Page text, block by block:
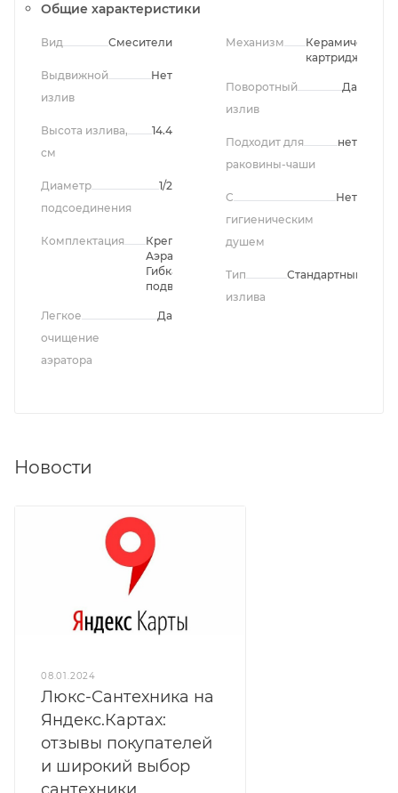
Общие характеристики
Вид Смесители
Выдвижной
излив
Нет
Высота излива,
см
14.4
Диаметр
подсоединения
1/2
Комплектация
Крепление,
Аэратор,
Гибкая
подводка
Легкое
очищение
аэратора
Да
Механизм
Керамический
картридж
Поворотный
излив
Да
Подходит для
раковины-чаши
нет
С
гигиеническим
душем
Нет
Тип
излива
Стандартный
Новости
08.01.2024
Люкс-Сантехника на
Яндекс.Картах:
отзывы покупателей
и широкий выбор